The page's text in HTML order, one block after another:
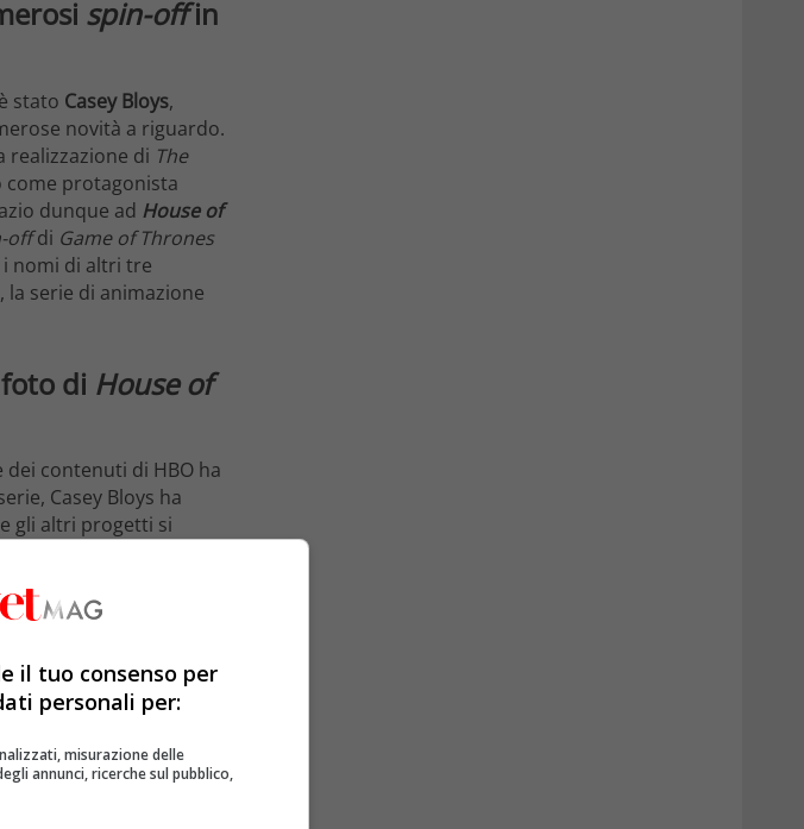
spin-offin
stato Casey Bloys,
novità a riguardo.
realizzazione di The
come protagonista
dunque ad House of
offdi Game of Thrones
i nomi di altri tre
la serie di animazione
di House of
dei contenuti di HBO ha
Casey Bloys ha
gli altri progetti si
collegato a Game of
è sviluppo o
viene
è in produzione, il
il tuo consenso per
personali per:
misurazione delle
annunci, ricerche sul pubblico,